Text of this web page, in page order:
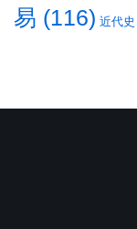
易 (116) 近代史